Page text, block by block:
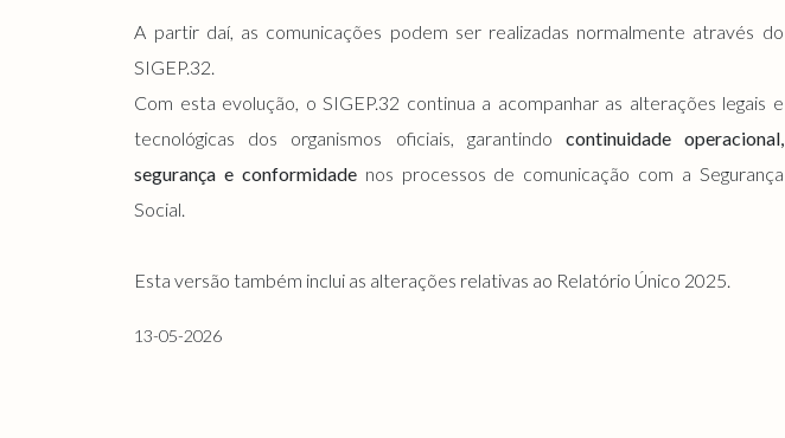
A partir daí, as comunicações podem ser realizadas normalmente através do
SIGEP.32.
Com esta evolução, o SIGEP.32 continua a acompanhar as alterações legais e
tecnológicas dos organismos oficiais, garantindo continuidade operacional,
segurança e conformidade nos processos de comunicação com a Segurança
Social.
Esta versão também inclui as alterações relativas ao Relatório Único 2025.
13-05-2026